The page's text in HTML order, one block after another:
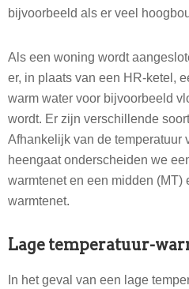
bijvoorbeeld als er veel
Als een woning wordt
er, in plaats van een HR-ketel,
warm water voor bijvoorbeeld
wordt. Er zijn verschillende
Afhankelijk van de temperatuur
heengaat onderscheiden we
warmtenet en een midden (MT)
warmtenet.
Lage temperatuur-
In het geval van een lage